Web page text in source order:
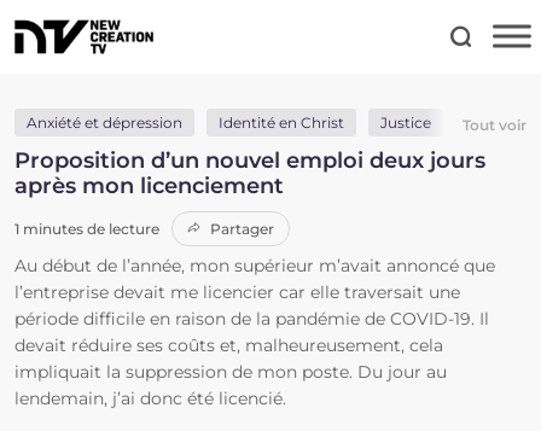
Anxiété et dépression Identité en Christ Justice Parole de
Tout voir
Proposition d’un nouvel emploi deux jours
après mon licenciement
1 minutes de lecture Partager
Au début de l’année, mon supérieur m’avait annoncé que
l’entreprise devait me licencier car elle traversait une
période difficile en raison de la pandémie de COVID-19. Il
devait réduire ses coûts et, malheureusement, cela
impliquait la suppression de mon poste. Du jour au
lendemain, j’ai donc été licencié.